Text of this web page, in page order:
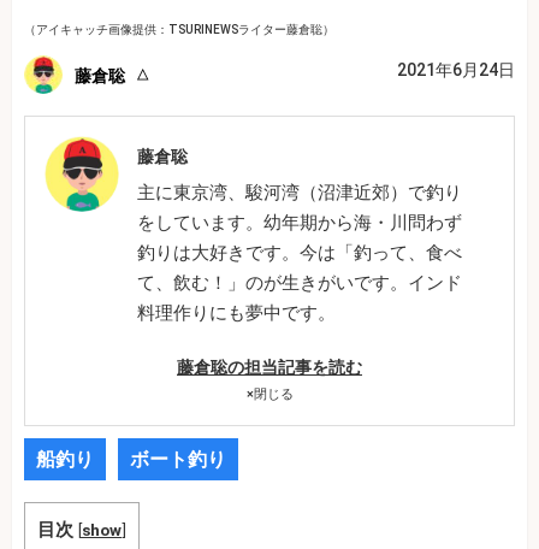
（アイキャッチ画像提供：TSURINEWSライター藤倉聡）
藤倉聡 2021年6月24日
藤倉聡
主に東京湾、駿河湾（沼津近郊）で釣り
をしています。幼年期から海・川問わず
釣りは大好きです。今は「釣って、食べ
て、飲む！」のが生きがいです。インド
料理作りにも夢中です。
藤倉聡の担当記事を読む
×閉じる
船釣り ボート釣り
目次 [show]